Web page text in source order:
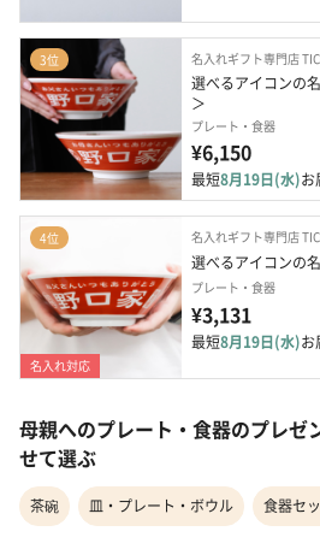
3位 名入れギフト専門店
選べるアイコンの
＞
プレート・食器
¥6,150
最短8月19日(水)お
4位
名入れ対応
名入れギフト専門店
選べるアイコンの
プレート・食器
¥3,131
最短8月19日(水)お
母親へのプレート・食器のプレゼ
せて選ぶ
茶碗 皿・プレート・ボウル 食器セ